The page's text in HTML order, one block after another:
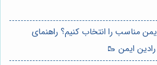
مناسب را انتخاب کنیم؟ راهنمای
ایمن 🥾